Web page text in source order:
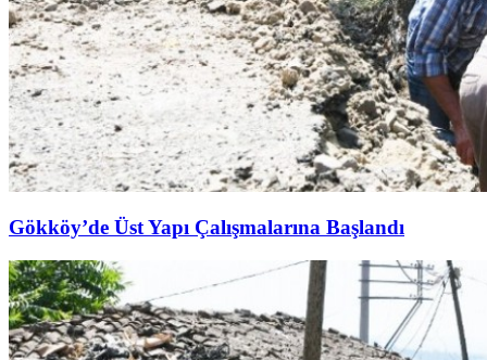
Gökköy’de Üst Yapı Çalışmalarına Başlandı